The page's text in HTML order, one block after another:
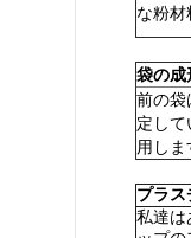
な粉
袋の成
前の袋
定し
用しま
プラス
私達は